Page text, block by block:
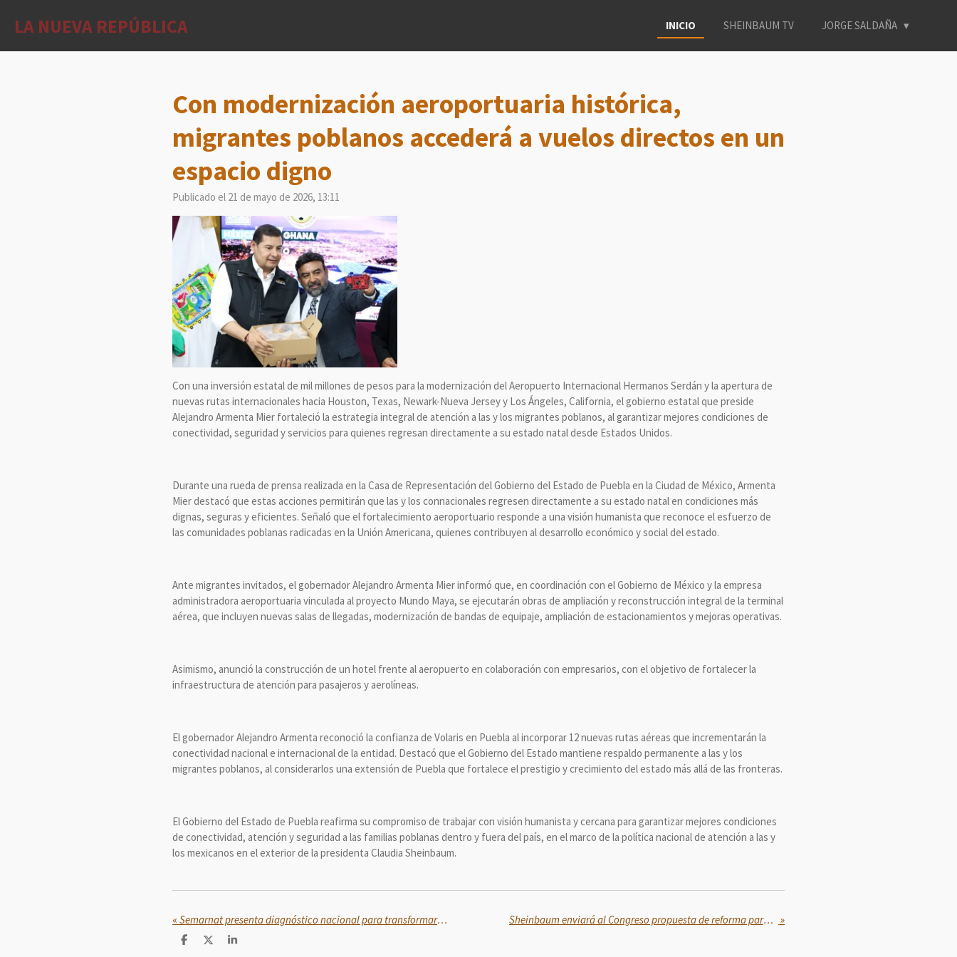
LA NUEVA REPÚBLICA INICIO SHEINBAUM TV JORGE SALDAÑA
Con modernización aeroportuaria histórica,
migrantes poblanos accederá a vuelos directos en un
espacio digno
Publicado el 21 de mayo de 2026, 13:11
Con una inversión estatal de mil millones de pesos para la modernización del Aeropuerto Internacional Hermanos Serdán y la apertura de
nuevas rutas internacionales hacia Houston, Texas, Newark-Nueva Jersey y Los Ángeles, California, el gobierno estatal que preside
Alejandro Armenta Mier fortaleció la estrategia integral de atención a las y los migrantes poblanos, al garantizar mejores condiciones de
conectividad, seguridad y servicios para quienes regresan directamente a su estado natal desde Estados Unidos.
Durante una rueda de prensa realizada en la Casa de Representación del Gobierno del Estado de Puebla en la Ciudad de México, Armenta
Mier destacó que estas acciones permitirán que las y los connacionales regresen directamente a su estado natal en condiciones más
dignas, seguras y eficientes. Señaló que el fortalecimiento aeroportuario responde a una visión humanista que reconoce el esfuerzo de
las comunidades poblanas radicadas en la Unión Americana, quienes contribuyen al desarrollo económico y social del estado.
Ante migrantes invitados, el gobernador Alejandro Armenta Mier informó que, en coordinación con el Gobierno de México y la empresa
administradora aeroportuaria vinculada al proyecto Mundo Maya, se ejecutarán obras de ampliación y reconstrucción integral de la terminal
aérea, que incluyen nuevas salas de llegadas, modernización de bandas de equipaje, ampliación de estacionamientos y mejoras operativas.
Asimismo, anunció la construcción de un hotel frente al aeropuerto en colaboración con empresarios, con el objetivo de fortalecer la
infraestructura de atención para pasajeros y aerolíneas.
El gobernador Alejandro Armenta reconoció la confianza de Volaris en Puebla al incorporar 12 nuevas rutas aéreas que incrementarán la
conectividad nacional e internacional de la entidad. Destacó que el Gobierno del Estado mantiene respaldo permanente a las y los
migrantes poblanos, al considerarlos una extensión de Puebla que fortalece el prestigio y crecimiento del estado más allá de las fronteras.
El Gobierno del Estado de Puebla reafirma su compromiso de trabajar con visión humanista y cercana para garantizar mejores condiciones
de conectividad, atención y seguridad a las familias poblanas dentro y fuera del país, en el marco de la política nacional de atención a las y
los mexicanos en el exterior de la presidenta Claudia Sheinbaum.
« Semarnat presenta diagnóstico nacional para transformar gestión de residuos y avanzar hacia la economía circular Sheinbaum enviará al Congreso propuesta de reforma para evitar que haya candidatos con vínculos con la delincuencia organizada »
C
C
C